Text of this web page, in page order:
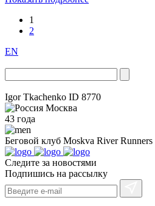
1
2
EN
Igor Tkachenko ID 8770
Москва
43 года
Беговой клуб Moskva River Runners
Следите за новостями
Подпишись на рассылку